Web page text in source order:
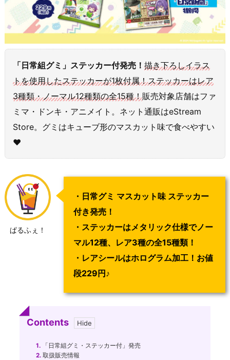
「日常組グミ」ステッカー付発売！ 描き下ろしイラス
トを使用したステッカーが1枚付属！ステッカーはレア
3種類・ノーマル12種類の全15種！販売対象店舗はファ
ミマ・ドンキ・アニメイト。ネット通販はeStream
Store。グミはキューブ形のマスカット味で食べやすい
♥
ぱるふぇ！
・日常グミ マスカット味 ステッカー
付き発売！
・ステッカーはメタリック仕様でノー
マル12種、レア3種の全15種類！
・レアシールはホログラム加工！お値
段229円♪
Contents
1. 「日常組グミ・ステッカー付」発売
2. 取扱販売情報